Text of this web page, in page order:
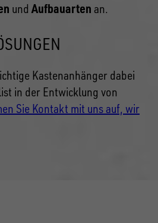
undAufbauarten an.
Kastenanhänger dabei
in der Entwicklung von
Sie Kontakt mit uns auf, wir